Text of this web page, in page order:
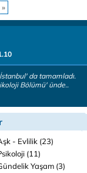
»
da tamamladı.
Bölümü' ünde..
- Evlilik (23)
(11)
Yaşam (3)